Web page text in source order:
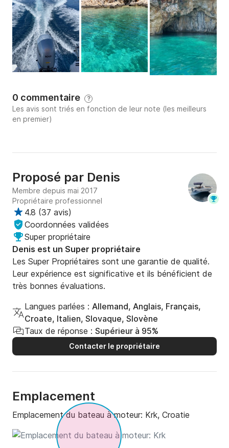
0 commentaire ?
Les avis sont triés en fonction de leur note (les meilleurs
en premier)
Proposé par Denis
Membre depuis mai 2017
Propriétaire professionnel
4.8 (37 avis)
Coordonnées validées
Super propriétaire
Denis est un Super propriétaire
Les Super Propriétaires sont une garantie de qualité.
Leur expérience est significative et ils bénéficient de
très bonnes évaluations.
Langues parlées : Allemand, Anglais, Français,
Croate, Italien, Slovaque, Slovène
Taux de réponse : Supérieur à 95%
Contacter le propriétaire
Emplacement
Emplacement du bateau à moteur: Krk, Croatie